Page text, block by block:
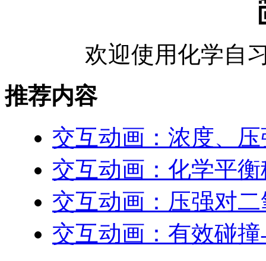
欢迎使用化学自
推荐内容
交互动画：浓度、
交互动画：化学平
交互动画：压强对
交互动画：有效碰